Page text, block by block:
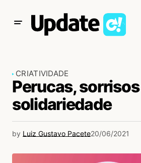
CRIATIVIDADE
Perucas,
solidariedade
by Luiz Gustavo Pacete20/06/2021